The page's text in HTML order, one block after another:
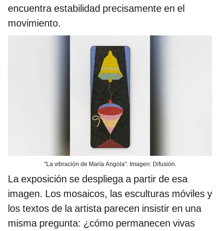
encuentra estabilidad precisamente en el
movimiento.
"La vibración de María Angola". Imagen: Difusión.
La exposición se despliega a partir de esa
imagen. Los mosaicos, las esculturas móviles y
los textos de la artista parecen insistir en una
misma pregunta: ¿cómo permanecen vivas